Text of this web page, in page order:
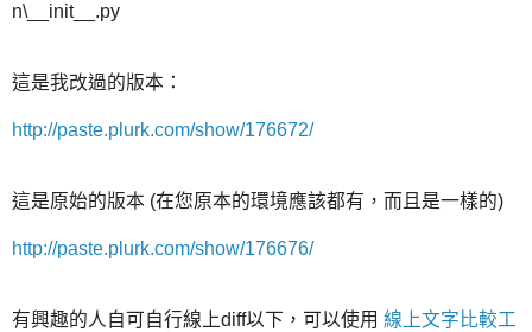
n\__init__.py
這是我改過的版本：
http://paste.plurk.com/show/176672/
這是原始的版本 (在您原本的環境應該都有，而且是一樣的)
http://paste.plurk.com/show/176676/
有興趣的人自可自行線上diff以下，可以使用 線上文字比較工